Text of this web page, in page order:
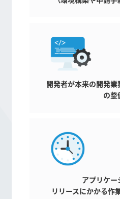
開発者が本来の開発
の整
アプリケー
リリースにかかる作